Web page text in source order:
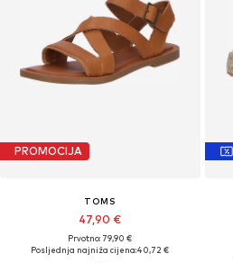
PROMOCIJA
TOMS
47,90 €
Prvotno: 79,90 €
Posljednja najniža cijena:40,72 €